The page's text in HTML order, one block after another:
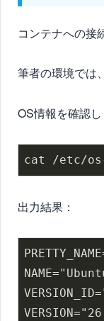
コンテナへの接
筆者の環境では
OS情報を確認し
出力結果：